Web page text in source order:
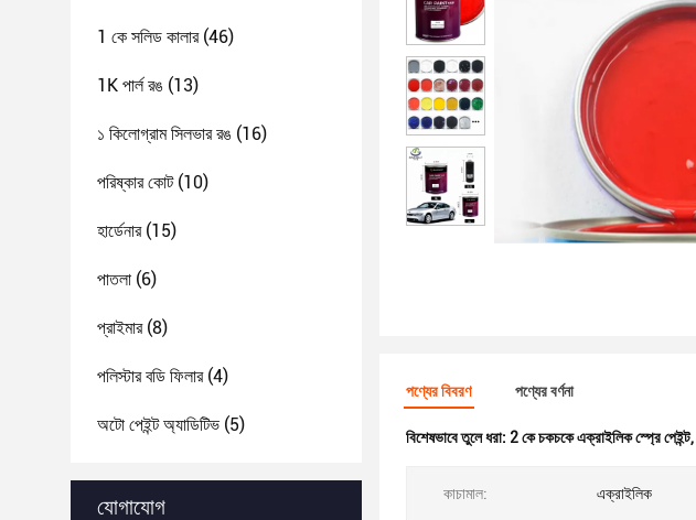
1 কে সলিড কালার(46)
1K পার্ল রঙ (13)
১ কিলোগ্রাম সিলভার রঙ (16)
পরিষ্কার কোট(10)
হার্ডেনার(15)
পাতলা (6)
প্রাইমার(8)
পলিস্টার বডি ফিলার(4)
অটো পেইন্ট অ্যাডিটিভ (5)
যোগাযোগ
পণ্যের বিবরণ পণ্যের বর্ণনা
বিশেষভাবে তুলে ধরা: 2 কে চকচকে এক্রাইলিক স্প্রে পেইন্ট,
কাচামাল: এক্রাইলিক